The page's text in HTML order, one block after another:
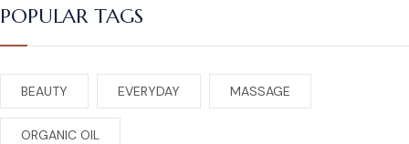
POPULAR TAGS
BEAUTY EVERYDAY MASSAGE
ORGANIC OIL